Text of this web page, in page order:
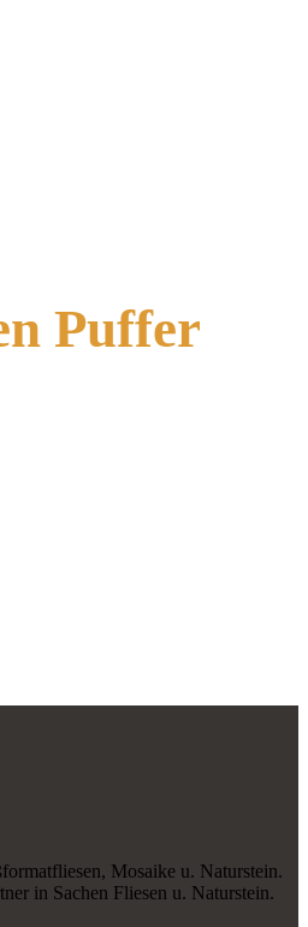
Puffer
Mosaike u. Naturstein.
in Sachen Fliesen u. Naturstein.